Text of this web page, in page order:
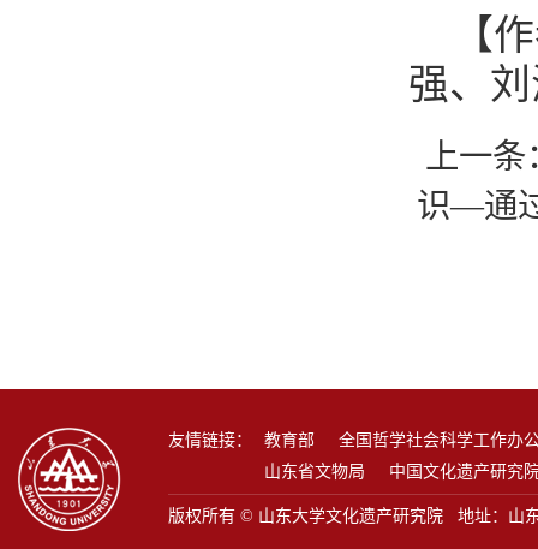
【
强、
上一条
识—通
友情链接： 教育部
全国哲学社会科学工作办
山东省文物局
中国文化遗产研究
版权所有 © 山东大学文化遗产研究院 地址：山